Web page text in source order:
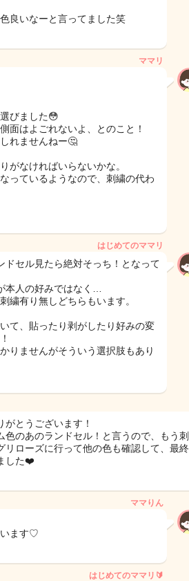
良いなーと言ってました笑
ママリ
びました😳
面はよごれないよ、とのこと！
れませんねー🤔
がなければいらないかな。
っているようなので、刺繍の代わ
はじめてのママリ
セル見たら絶対そっち！となって
本人の好みではなく…
繍有り無しどちらもいます。
て、貼ったり剥がしたり好みの変
りませんがそういう選択肢もあり
とうございます！
のあのランドセル！と言うので、もう刺
リローズに行って他の色も確認して、最終
した❤️
ママりん
います♡
はじめてのママリ🔰